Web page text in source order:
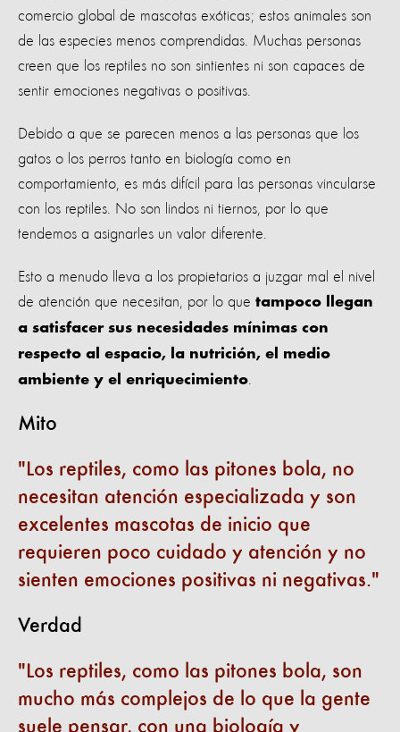
comercio global de mascotas exóticas; estos animales son
de las especies menos comprendidas. Muchas personas
creen que los reptiles no son sintientes ni son capaces de
sentir emociones negativas o positivas.
Debido a que se parecen menos a las personas que los
gatos o los perros tanto en biología como en
comportamiento, es más difícil para las personas vincularse
con los reptiles. No son lindos ni tiernos, por lo que
tendemos a asignarles un valor diferente.
Esto a menudo lleva a los propietarios a juzgar mal el nivel
de atención que necesitan, por lo que tampoco llegan
a satisfacer sus necesidades mínimas con
respecto al espacio, la nutrición, el medio
ambiente y el enriquecimiento
Mito
Los reptiles, como las pitones bola, no
necesitan atención especializada y son
excelentes mascotas de inicio que
requieren poco cuidado y atención y no
sienten emociones positivas ni negativas.
Verdad
Los reptiles, como las pitones bola, son
mucho más complejos de lo que la gente
suele pensar, con una biología y